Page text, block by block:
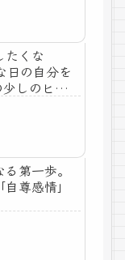
たくな
の自分を
しのヒン
第一歩。
尊感情」